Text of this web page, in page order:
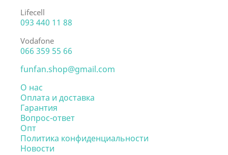
Lifecell
093 440 11 88
Vodafone
066 359 55 66
funfan.shop@gmail.com
О нас
Оплата и доставка
Гарантия
Вопрос-ответ
Опт
Политика конфиденциальности
Новости